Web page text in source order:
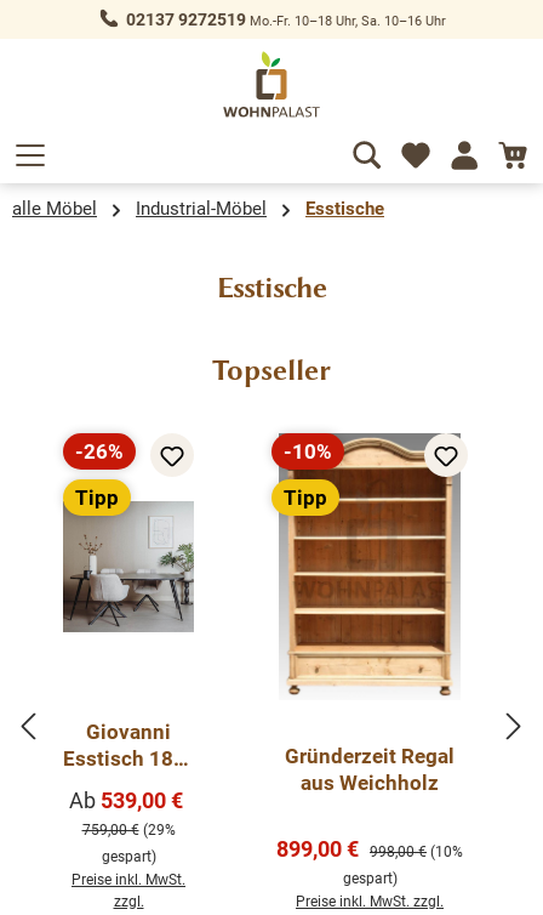
springen 02137 9272519Mo.-Fr. 10–18 Uhr, Sa. 10–16 Uhr
alle Möbel Industrial-Möbel Esstische
Esstische
Produktgalerie überspringen
Topseller
Rabatt
-26%
Tipp
Giovanni
Esstisch 180-
Mango Holz
Metallbeine
Verkaufspreis:
Ab 539,00 €
759,00 € (29%
gespart)
Preise inkl. MwSt.
zzgl.
Rabatt
-10%
Tipp
Gründerzeit Regal
aus Weichholz
Verkaufspreis:
899,00 € Regulärer Preis:
998,00 € (10%
gespart)
Preise inkl. MwSt. zzgl.